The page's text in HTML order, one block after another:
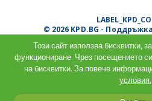
© 2026 KPD.BG -
Този сайт използва бисквитки,
функциониране. Чрез посещението
на бисквитки. За повече
условия.